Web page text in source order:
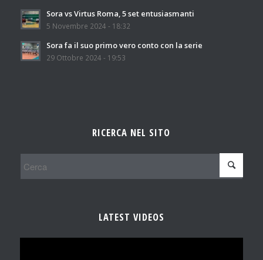
Sora vs Virtus Roma, 5 set entusiasmanti
5 Novembre 2024 - 18:32
Sora fa il suo primo vero conto con la serie
29 Ottobre 2024 - 19:53
RICERCA NEL SITO
LATEST VIDEOS